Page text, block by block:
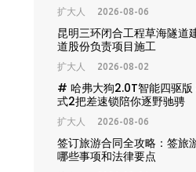
扩大人 2026-08-06
昆明三环闭合工程草海隧道
道股份负责项目施工
扩大人 2026-08-02
# 哈弗大狗2.0T智能四驱版
式2把差速锁陪你逐野驰骋
扩大人 2026-08-06
签订旅游合同全攻略：签旅
哪些事项和法律要点